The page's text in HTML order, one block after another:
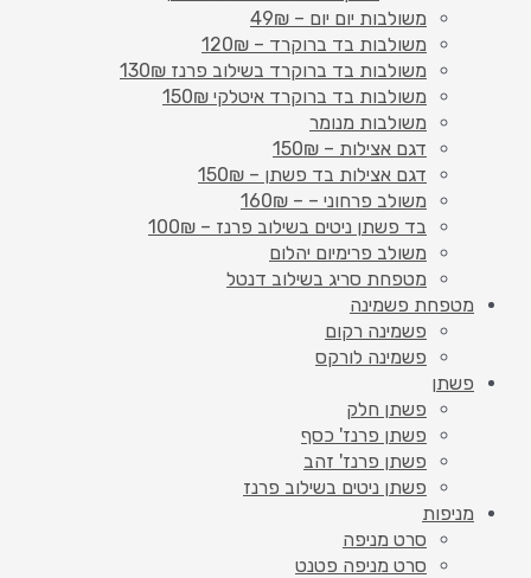
משולבות יום יום – 49₪
משולבות בד ברוקרד – 120₪
משולבות בד ברוקרד בשילוב פרנז 130₪
משולבות בד ברוקרד איטלקי 150₪
משולבות מנומר
דגם אצילות – 150₪
דגם אצילות בד פשתן – 150₪
משולב פרחוני – – 160₪
בד פשתן ניטים בשילוב פרנז – 100₪
משולב פרימיום יהלום
מטפחת סריג בשילוב דנטל
מטפחת פשמינה
פשמינה רקום
פשמינה לורקס
פשתן
פשתן חלק
פשתן פרנז' כסף
פשתן פרנז' זהב
פשתן ניטים בשילוב פרנז
מניפות
סרט מניפה
סרט מניפה פטנט